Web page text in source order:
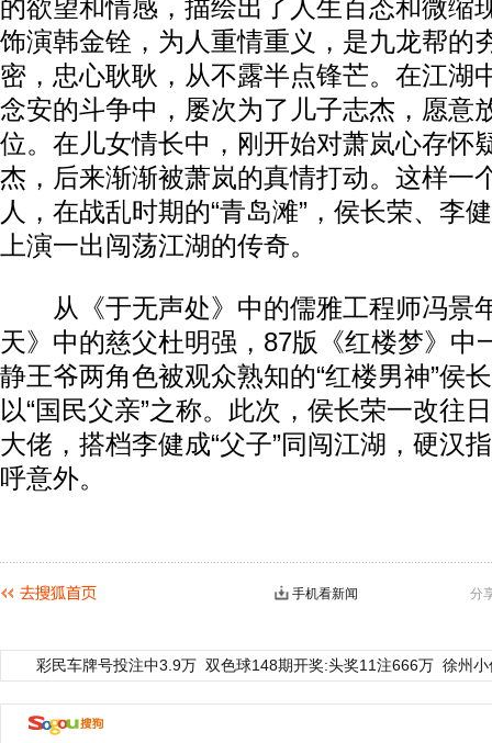
的欲望和情感，描绘出了人生百态和微缩
饰演韩金铨，为人重情重义，是九龙帮的
密，忠心耿耿，从不露半点锋芒。在江湖
念安的斗争中，屡次为了儿子志杰，愿意
位。在儿女情长中，刚开始对萧岚心存怀
杰，后来渐渐被萧岚的真情打动。这样一
人，在战乱时期的“青岛滩”，侯长荣、李
上演一出闯荡江湖的传奇。
从《于无声处》中的儒雅工程师冯景
天》中的慈父杜明强，87版《红楼梦》中
静王爷两角色被观众熟知的“红楼男神”侯
以“国民父亲”之称。此次，侯长荣一改往
大佬，搭档李健成“父子”同闯江湖，硬汉
呼意外。
分
手机看新闻
彩民车牌号投注中3.9万 双色球148期开奖:头奖11注666万 徐州